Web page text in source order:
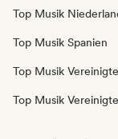
Top Musik
Top Musik Spanien
Top Musik
Top Musik